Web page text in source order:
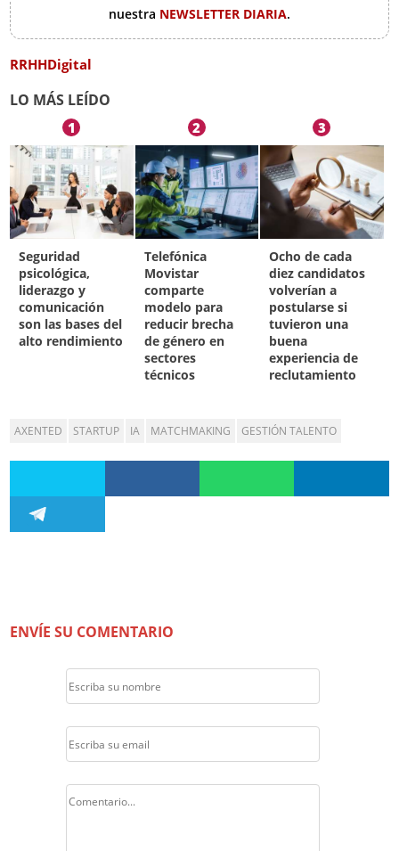
nuestra NEWSLETTER DIARIA.
RRHHDigital
LO MÁS LEÍDO
1
Seguridad
psicológica,
liderazgo y
comunicación
son las bases del
alto rendimiento
2
Telefónica
Movistar
comparte
modelo para
reducir brecha
de género en
sectores
técnicos
3
Ocho de cada
diez candidatos
volverían a
postularse si
tuvieron una
buena
experiencia de
reclutamiento
AXENTED STARTUP IA MATCHMAKING GESTIÓN TALENTO
ENVÍE SU COMENTARIO